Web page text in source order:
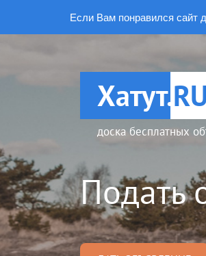
Если Вам понравился сайт
Хатут.RU
доска бесплатных
Подать